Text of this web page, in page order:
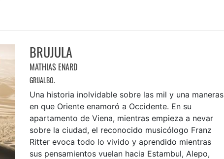
BRUJULA
MATHIAS ENARD
GRIJALBO.
Una historia inolvidable sobre las mil y una maneras
en que Oriente enamoró a Occidente. En su
apartamento de Viena, mientras empieza a nevar
sobre la ciudad, el reconocido musicólogo Franz
Ritter evoca todo lo vivido y aprendido mientras
sus pensamientos vuelan hacia Estambul, Alepo,